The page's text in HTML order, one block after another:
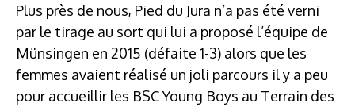
Plus près de nous, Pied du Jura n’a pas été verni
par le tirage au sort qui lui a proposé l’équipe de
Münsingen en 2015 (défaite 1-3) alors que les
femmes avaient réalisé un joli parcours il y a peu
pour accueillir les BSC Young Boys au Terrain des